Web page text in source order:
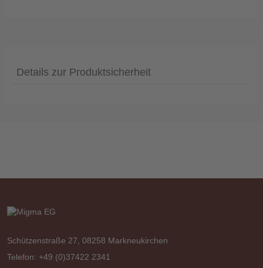
Details zur Produktsicherheit
Schützenstraße 27, 08258 Markneukirchen
Telefon: +49 (0)37422 2341